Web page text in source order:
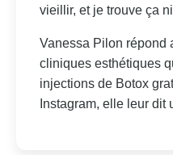
vieillir, et je trouve ça
Vanessa Pilon répond
cliniques esthétiques
injections de Botox
Instagram, elle leur dit